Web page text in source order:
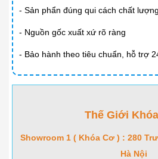
- Sản phẩn đúng qui cách chất lượng
- Nguồn gốc xuất xứ rõ ràng
- Bảo hành theo tiêu chuẩn, hỗ trợ
Thế Giới
Showroom 1 ( Khóa Cơ ) : 280
Hà Nội